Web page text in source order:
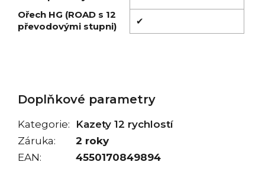
Ořech HG (ROAD s 12
převodovými stupni)
✔
Doplňkové parametry
Kategorie:
Kazety 12 rychlostí
Záruka:
2 roky
EAN: 4550170849894